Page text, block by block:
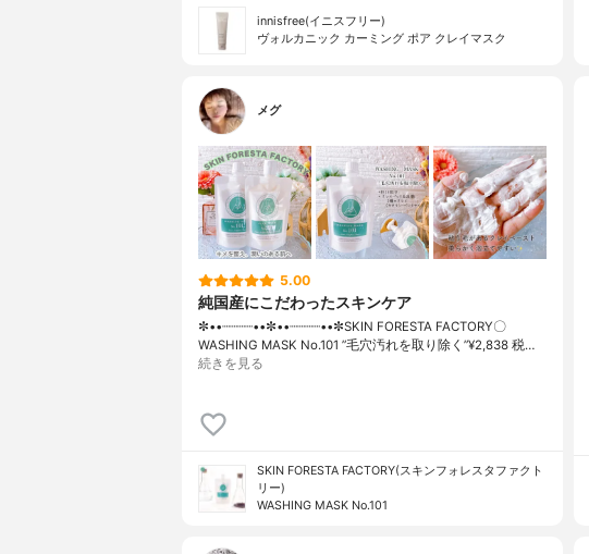
innisfree(イニスフリー)
ヴォルカニック カーミング ポア クレイマスク
メグ
5.00
純国産にこだわったスキンケア
✼••┈┈┈┈••✼••┈┈┈┈••✼SKIN FORESTA FACTORY〇
WASHING MASK No.101 ”毛穴汚れを取り除く”¥2,838 税…
続きを見る
SKIN FORESTA FACTORY(スキンフォレスタファクト
リー)
WASHING MASK No.101